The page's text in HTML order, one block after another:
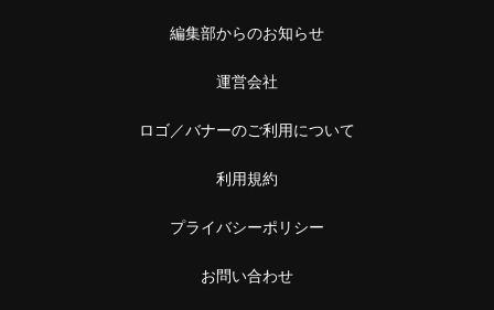
編集部からのお知らせ
運営会社
ロゴ／バナーのご利用について
利用規約
プライバシーポリシー
お問い合わせ